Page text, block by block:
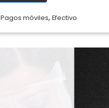
Pagos móviles, Efectivo